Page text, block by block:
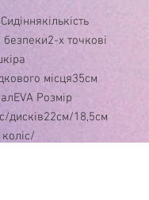
безпеки2-х точкові
місця35см
Розмір
дисків22см/18,5см